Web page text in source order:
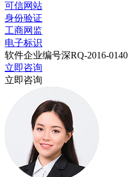
可信网站
身份验证
工商网监
电子标识
软件企业编号深RQ-2016-0140
立即咨询
立即咨询